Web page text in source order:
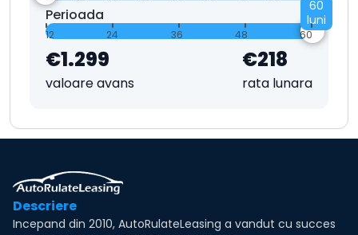
Perioada
60
luni
12 24 36 48 60
€1.299
valoare avans
€218
rata lunara
Descriere
Incepand din 2010, AutoRulateLeasing a vandut cu succes